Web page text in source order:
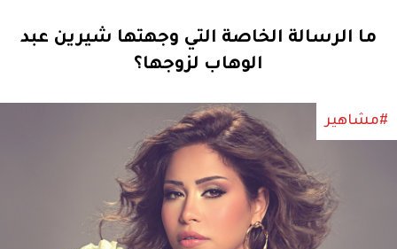
ما الرسالة الخاصة التي وجهتها شيرين عبد
الوهاب لزوجها؟
#مشاهير